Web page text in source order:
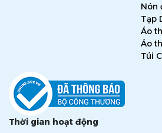
Nón
Tạp
Áo
Áo
Túi
Thời gian hoạt động